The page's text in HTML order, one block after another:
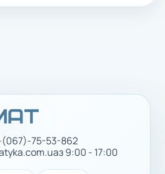
(067)-75-53-862
з 9:00 - 17:00